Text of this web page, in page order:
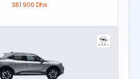
361 900 Dhs